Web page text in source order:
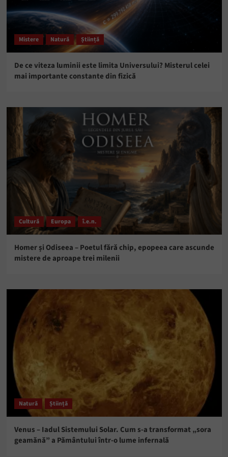
Mistere Natură Știință
De ce viteza luminii este limita Universului? Misterul celei
mai importante constante din fizică
Cultură Europa î.e.n.
Homer și Odiseea – Poetul fără chip, epopeea care ascunde
mistere de aproape trei milenii
Natură Știință
Venus – Iadul Sistemului Solar. Cum s-a transformat „sora
geamănă” a Pământului într-o lume infernală